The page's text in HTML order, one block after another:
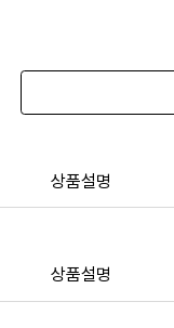
상품설명
상품설명